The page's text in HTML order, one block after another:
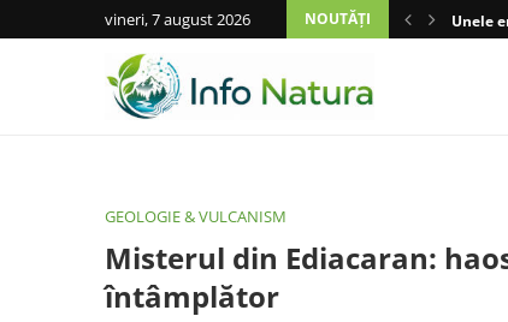
vineri, 7 august 2026 NOUTĂȚI Unele
GEOLOGIE & VULCANISM
Misterul din Ediacaran:
întâmplător